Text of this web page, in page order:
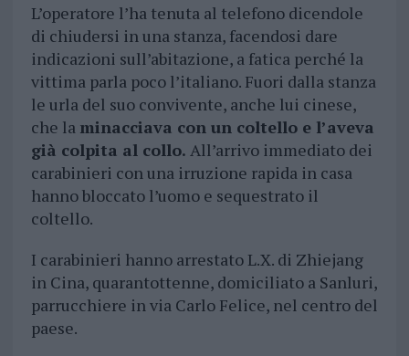
L’operatore l’ha tenuta al telefono dicendole
di chiudersi in una stanza, facendosi dare
indicazioni sull’abitazione, a fatica perché la
vittima parla poco l’italiano. Fuori dalla stanza
le urla del suo convivente, anche lui cinese,
che la minacciava con un coltello e l’aveva
già colpita al collo. All’arrivo immediato dei
carabinieri con una irruzione rapida in casa
hanno bloccato l’uomo e sequestrato il
coltello.
I carabinieri hanno arrestato L.X. di Zhiejang
in Cina, quarantottenne, domiciliato a Sanluri,
parrucchiere in via Carlo Felice, nel centro del
paese.